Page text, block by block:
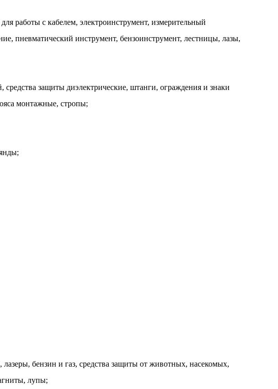
работы с кабелем, электроинструмент, измерительный
пневматический инструмент, бензоинструмент, лестницы, лазы,
защиты диэлектрические, штанги, ограждения и знаки
монтажные, стропы;
бензин и газ, средства защиты от животных, насекомых,
лупы;